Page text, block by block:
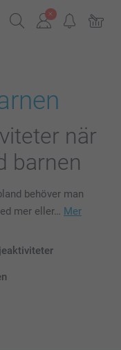
när
barnen
behöver man
mer eller… Mer